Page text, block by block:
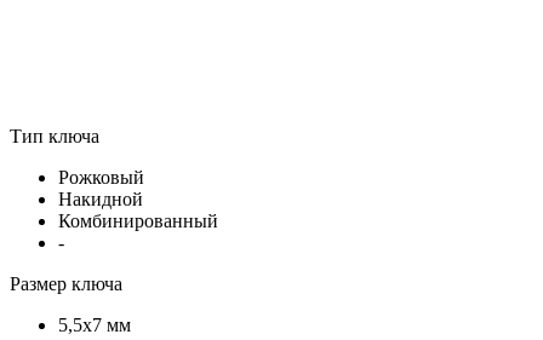
Тип ключа
Рожковый
Накидной
Комбинированный
-
Размер ключа
5,5х7 мм